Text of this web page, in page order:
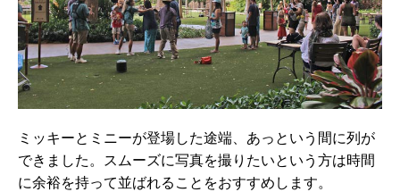
ミッキーとミニーが登場した途端、あっという間に列が
できました。スムーズに写真を撮りたいという方は時間
に余裕を持って並ばれることをおすすめします。